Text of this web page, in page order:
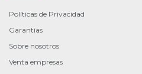
Políticas de Privacidad
Garantías
Sobre nosotros
Venta empresas